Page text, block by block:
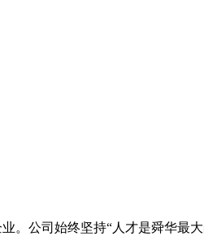
。公司始终坚持“人才是舜华最